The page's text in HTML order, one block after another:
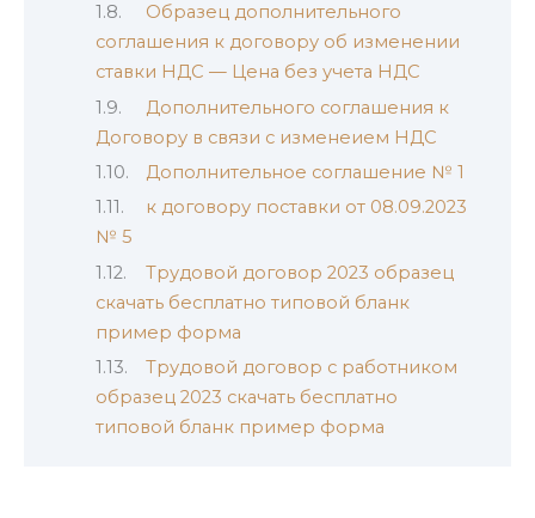
Образец дополнительного
соглашения к договору об изменении
ставки НДС — Цена без учета НДС
Дополнительного соглашения к
Договору в связи с изменеием НДС
Дополнительное соглашение № 1
к договору поставки от 08.09.2023
№ 5
Трудовой договор 2023 образец
скачать бесплатно типовой бланк
пример форма
Трудовой договор с работником
образец 2023 скачать бесплатно
типовой бланк пример форма